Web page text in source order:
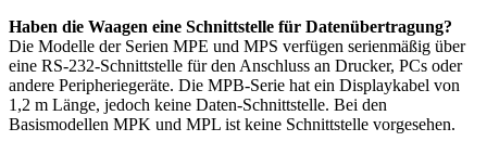
Haben die Waagen eine Schnittstelle für Datenübertragung?
Die Modelle der Serien MPE und MPS verfügen serienmäßig über
eine RS-232-Schnittstelle für den Anschluss an Drucker, PCs oder
andere Peripheriegeräte. Die MPB-Serie hat ein Displaykabel von
1,2 m Länge, jedoch keine Daten-Schnittstelle. Bei den
Basismodellen MPK und MPL ist keine Schnittstelle vorgesehen.